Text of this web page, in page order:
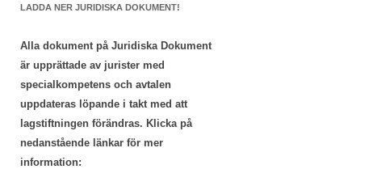
LADDA NER JURIDISKA DOKUMENT!
Alla dokument på Juridiska Dokument
är upprättade av jurister med
specialkompetens och avtalen
uppdateras löpande i takt med att
lagstiftningen förändras. Klicka på
nedanstående länkar för mer
information: